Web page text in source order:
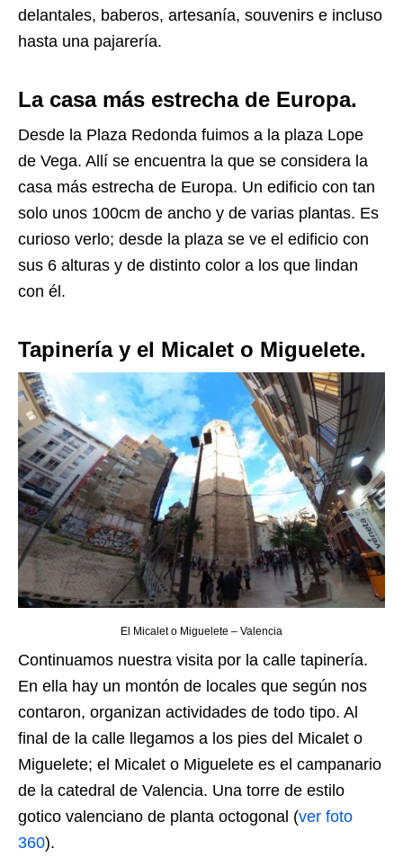
delantales, baberos, artesanía, souvenirs e incluso
hasta una pajarería.
La casa más estrecha de Europa.
Desde la Plaza Redonda fuimos a la plaza Lope
de Vega. Allí se encuentra la que se considera la
casa más estrecha de Europa. Un edificio con tan
solo unos 100cm de ancho y de varias plantas. Es
curioso verlo; desde la plaza se ve el edificio con
sus 6 alturas y de distinto color a los que lindan
con él.
Tapinería y el Micalet o Miguelete.
El Micalet o Miguelete – Valencia
Continuamos nuestra visita por la calle tapinería.
En ella hay un montón de locales que según nos
contaron, organizan actividades de todo tipo. Al
final de la calle llegamos a los pies del Micalet o
Miguelete; el Micalet o Miguelete es el campanario
de la catedral de Valencia. Una torre de estilo
gotico valenciano de planta octogonal (ver foto
360).